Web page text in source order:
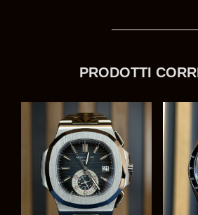
PRODOTTI